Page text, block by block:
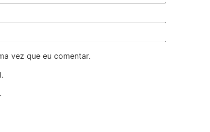
vez que eu comentar.